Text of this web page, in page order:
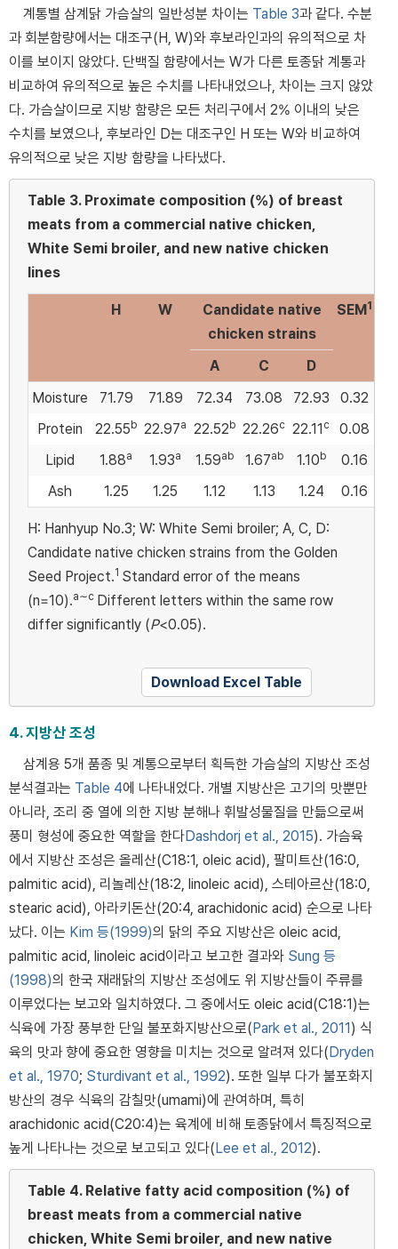
계통별 삼계닭 가슴살의 일반성분 차이는 Table 3과 같다. 수분
과 회분함량에서는 대조구(H, W)와 후보라인과의 유의적으로 차
이를 보이지 않았다. 단백질 함량에서는 W가 다른 토종닭 계통과
비교하여 유의적으로 높은 수치를 나타내었으나, 차이는 크지 않았
다. 가슴살이므로 지방 함량은 모든 처리구에서 2% 이내의 낮은
수치를 보였으나, 후보라인 D는 대조구인 H 또는 W와 비교하여
유의적으로 낮은 지방 함량을 나타냈다.
Table 3. Proximate composition (%) of breast
meats from a commercial native chicken,
White Semi broiler, and new native chicken
lines
H W
Candidate native
chicken strains
SEM1
A C
D
Moisture
71.79 71.89 72.34 73.08 72.93
0.32
Protein
22.55 b 22.97a 22.52 b 22.26c 22.11 c
0.08
Lipid
1.88a 1.93a 1.59ab 1.67ab 1.10 b
0.16
Ash
1.25 1.25 1.12 1.13 1.24 0.16
H: Hanhyup No.3; W: White Semi broiler; A, C, D:
Candidate native chicken strains from the Golden
Seed Project.1 Standard error of the means
(n=10).a∼c Different letters within the same row
differ significantly (P<0.05).
Download Excel Table
4. 지방산 조성
삼계용 5개 품종 및 계통으로부터 획득한 가슴살의 지방산 조성
분석결과는 Table 4에 나타내었다. 개별 지방산은 고기의 맛뿐만
아니라, 조리 중 열에 의한 지방 분해나 휘발성물질을 만듦으로써
풍미 형성에 중요한 역할을 한다Dashdorj et al., 2015). 가슴육
에서 지방산 조성은 올레산(C18:1, oleic acid), 팔미트산(16:0,
palmitic acid), 리놀레산(18:2, linoleic acid), 스테아르산(18:0,
stearic acid), 아라키돈산(20:4, arachidonic acid) 순으로 나타
났다. 이는 Kim 등(1999)의 닭의 주요 지방산은 oleic acid,
palmitic acid, linoleic acid이라고 보고한 결과와 Sung 등
(1998)의 한국 재래닭의 지방산 조성에도 위 지방산들이 주류를
이루었다는 보고와 일치하였다. 그 중에서도 oleic acid(C18:1)는
식육에 가장 풍부한 단일 불포화지방산으로(Park et al., 2011) 식
육의 맛과 향에 중요한 영향을 미치는 것으로 알려져 있다(Dryden
et al., 1970; Sturdivant et al., 1992). 또한 일부 다가 불포화지
방산의 경우 식육의 감칠맛(umami)에 관여하며, 특히
arachidonic acid(C20:4)는 육계에 비해 토종닭에서 특징적으로
높게 나타나는 것으로 보고되고 있다(Lee et al., 2012).
Table 4. Relative fatty acid composition (%) of
breast meats from a commercial native
chicken, White Semi broiler, and new native